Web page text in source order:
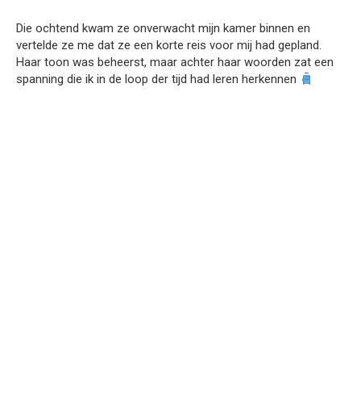
Die ochtend kwam ze onverwacht mijn kamer binnen en
vertelde ze me dat ze een korte reis voor mij had gepland.
Haar toon was beheerst, maar achter haar woorden zat een
spanning die ik in de loop der tijd had leren herkennen